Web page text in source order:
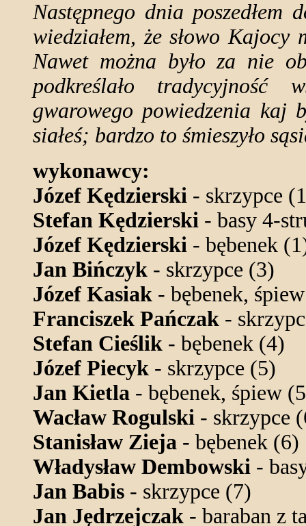
Następnego dnia
wiedziałem, że słowo Kajocy
Nawet można było za nie
podkreślało
gwarowego powiedzenia kaj
siałeś; bardzo to śmieszyło
wykonawcy:
Józef Kędzierski - skrzypce
Stefan Kędzierski - basy 4-
Józef Kędzierski - bębenek
Jan Bińczyk - skrzypce (3)
Józef Kasiak - bębenek,
Franciszek Pańczak -
Stefan Cieślik - bębenek (4)
Józef Piecyk - skrzypce (5)
Jan Kietla - bębenek, śpiew
Wacław Rogulski - skrzypce
Stanisław Zieja - bębenek (6)
Władysław Dembowski -
Jan Babis - skrzypce (7)
Jan Jędrzejczak - baraban z